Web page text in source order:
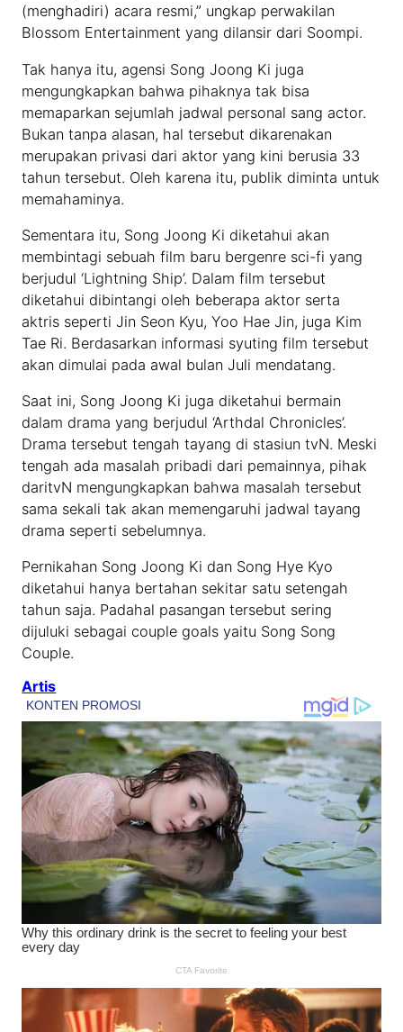
(menghadiri) acara resmi,” ungkap perwakilan
Blossom Entertainment yang dilansir dari Soompi.
Tak hanya itu, agensi Song Joong Ki juga
mengungkapkan bahwa pihaknya tak bisa
memaparkan sejumlah jadwal personal sang actor.
Bukan tanpa alasan, hal tersebut dikarenakan
merupakan privasi dari aktor yang kini berusia 33
tahun tersebut. Oleh karena itu, publik diminta untuk
memahaminya.
Sementara itu, Song Joong Ki diketahui akan
membintagi sebuah film baru bergenre sci-fi yang
berjudul ‘Lightning Ship’. Dalam film tersebut
diketahui dibintangi oleh beberapa aktor serta
aktris seperti Jin Seon Kyu, Yoo Hae Jin, juga Kim
Tae Ri. Berdasarkan informasi syuting film tersebut
akan dimulai pada awal bulan Juli mendatang.
Saat ini, Song Joong Ki juga diketahui bermain
dalam drama yang berjudul ‘Arthdal Chronicles’.
Drama tersebut tengah tayang di stasiun tvN. Meski
tengah ada masalah pribadi dari pemainnya, pihak
daritvN mengungkapkan bahwa masalah tersebut
sama sekali tak akan memengaruhi jadwal tayang
drama seperti sebelumnya.
Pernikahan Song Joong Ki dan Song Hye Kyo
diketahui hanya bertahan sekitar satu setengah
tahun saja. Padahal pasangan tersebut sering
dijuluki sebagai couple goals yaitu Song Song
Couple.
Artis